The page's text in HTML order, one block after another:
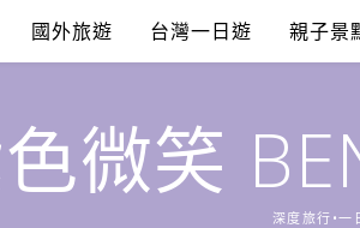
國外旅遊 台灣一日遊 親子景
微笑
深度旅行•一